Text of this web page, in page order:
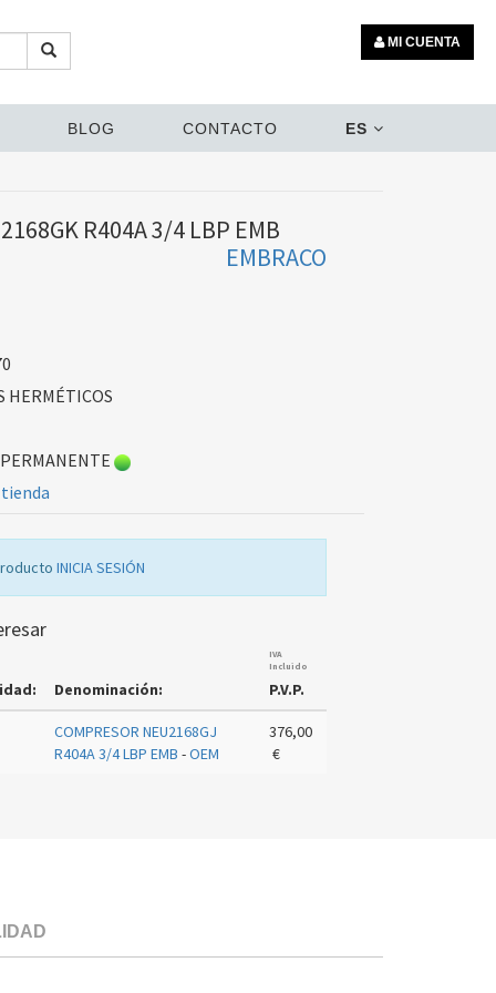
MI CUENTA
BLOG CONTACTO ES
R404A 3/4 LBP EMB
EMBRACO
HERMÉTICOS
INICIA SESIÓN
Denominación:
IVA
Incluido
P.V.P.
COMPRESOR NEU2168GJ
R404A 3/4 LBP EMB -OEM
376,00
€